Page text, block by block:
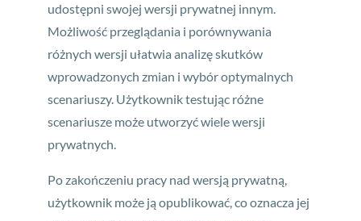
udostępni swojej wersji prywatnej innym.
Możliwość przeglądania i porównywania
różnych wersji ułatwia analizę skutków
wprowadzonych zmian i wybór optymalnych
scenariuszy. Użytkownik testując różne
scenariusze może utworzyć wiele wersji
prywatnych.
Po zakończeniu pracy nad wersją prywatną,
użytkownik może ją opublikować, co oznacza jej